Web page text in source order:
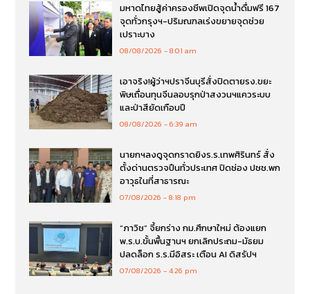
มหาดไทยสู้ค่าครองชีพเปิดจุดน้ำดื่มฟรี 167
จุดทั่วกรุงฯ-ปริมณฑลเร่งขยายจุดช่วย
เปราะบาง
08/08/2026 8:01 am
เอาจริง!ผู้ว่าฯปราจีนบุรีสั่งปิดตายรง.ขยะ
พิษเถื่อนทุนจีนลอบรุกป่าสงวนฯแควระบบ
และป่าสียัดเกือบปี
08/08/2026 6:39 am
นายกฯลงดูจุดกราดยิงร.ร.เทพศิรินทร์ สั่ง
ตั้งด่านตรวจปืนทั่วประเทศ ปิดช่อง ปชช.พก
อาวุธในที่สาธารณะ
07/08/2026 8:18 pm
“ภาวิช” จี้ยกร่าง กม.ศึกษาใหม่ ต้องแยก
พ.ร.บ.ขั้นพื้นฐานฯ ยกเลิกประถม-มัธยม
ปลดล็อก ร.ร.มีอิสระ เตือน AI ดิสรัปฯ
07/08/2026 4:26 pm